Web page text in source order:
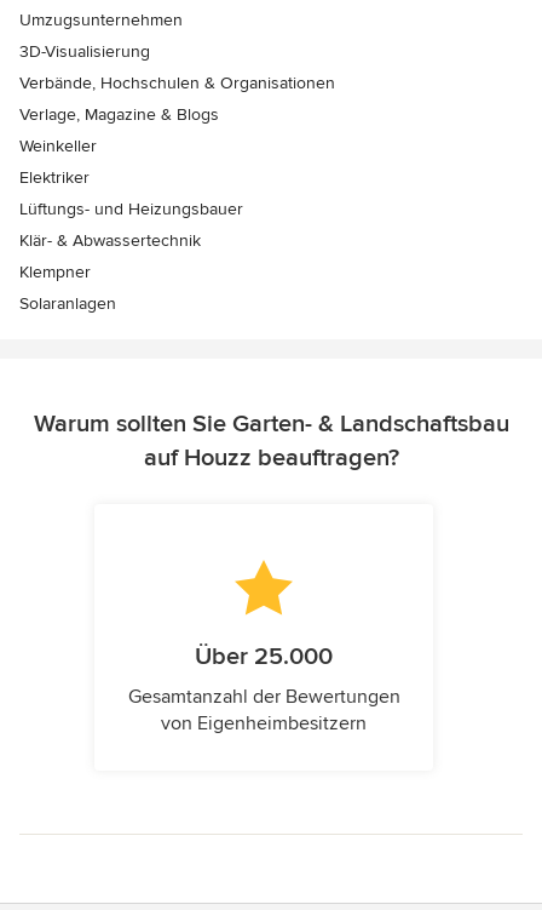
Umzugsunternehmen
3D-Visualisierung
Verbände, Hochschulen & Organisationen
Verlage, Magazine & Blogs
Weinkeller
Elektriker
Lüftungs- und Heizungsbauer
Klär- & Abwassertechnik
Klempner
Solaranlagen
Warum sollten Sie Garten- & Landschaftsbau
auf Houzz beauftragen?
Über 25.000
Gesamtanzahl der Bewertungen
von Eigenheimbesitzern